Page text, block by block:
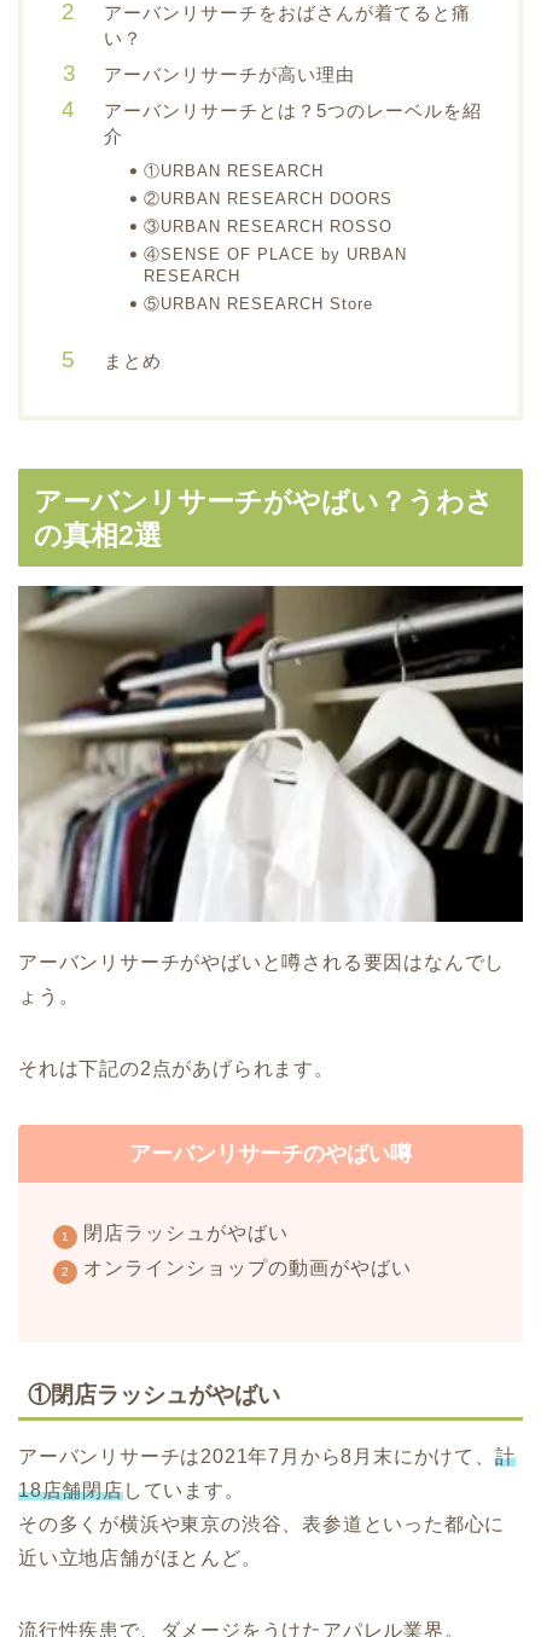
アーバンリサーチをおばさんが着てると痛
い？
アーバンリサーチが高い理由
アーバンリサーチとは？5つのレーベルを紹
介
①URBAN RESEARCH
②URBAN RESEARCH DOORS
③URBAN RESEARCH ROSSO
④SENSE OF PLACE by URBAN
RESEARCH
⑤URBAN RESEARCH Store
まとめ
アーバンリサーチがやばい？うわさ
の真相2選
アーバンリサーチがやばいと噂される要因はなんでし
ょう。
それは下記の2点があげられます。
アーバンリサーチのやばい噂
閉店ラッシュがやばい
オンラインショップの動画がやばい
①閉店ラッシュがやばい
アーバンリサーチは2021年7月から8月末にかけて、 計
18店舗閉店しています。
その多くが横浜や東京の渋谷、表参道といった都心に
近い立地店舗がほとんど。
流行性疾患で、ダメージをうけたアパレル業界。